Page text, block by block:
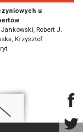
u
Robert J.
Krzysztof